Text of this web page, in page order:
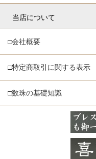
当店について
□会社概要
□特定商取引に関する表示
□数珠の基礎知識